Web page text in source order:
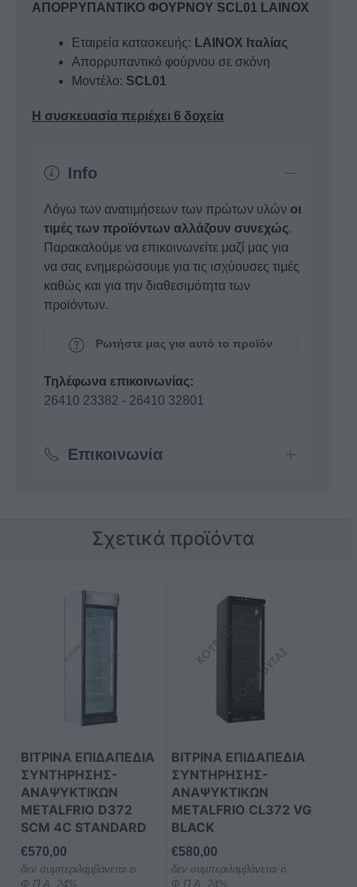
ΑΠΟΡΡΥΠΑΝΤΙΚΟ ΦΟΥΡΝΟΥ SCL01 LAINOX
Εταιρεία κατασκευής: LAINOX Ιταλίας
Απορρυπαντικό φούρνου σε σκόνη
Μοντέλο: SCL01
Η συσκευασία περιέχει 6 δοχεία
Info
Λόγω των ανατιμήσεων των πρώτων υλών οι
τιμές των προϊόντων αλλάζουν συνεχώς.
Παρακαλούμε να επικοινωνείτε μαζί μας για
να σας ενημερώσουμε για τις ισχύουσες τιμές
καθώς και για την διαθεσιμότητα των
προϊόντων.
Ρωτήστε μας για αυτό το προϊόν
Τηλέφωνα επικοινωνίας:
26410 23382 - 26410 32801
Επικοινωνία
Σχετικά προϊόντα
ΒΙΤΡΙΝΑ ΕΠΙΔΑΠΕΔΙΑ
ΣΥΝΤΗΡΗΣΗΣ-
ΑΝΑΨΥΚΤΙΚΩΝ
METALFRIO D372
SCM 4C STANDARD
€570,00
δεν συμπεριλαμβάνεται ο
Φ.Π.Α. 24%
ΒΙΤΡΙΝΑ ΕΠΙΔΑΠΕΔΙΑ
ΣΥΝΤΗΡΗΣΗΣ-
ΑΝΑΨΥΚΤΙΚΩΝ
METALFRIO CL372 VG
BLACK
€580,00
δεν συμπεριλαμβάνεται ο
Φ.Π.Α. 24%